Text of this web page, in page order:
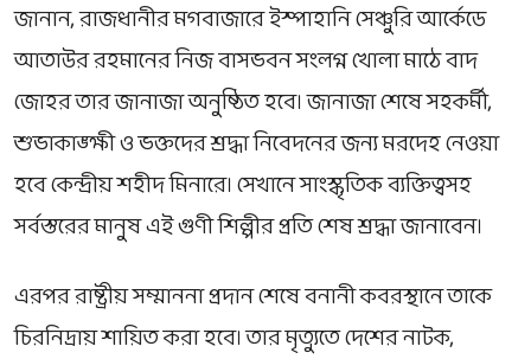
জানান, রাজধানীর মগবাজারে ইস্পাহানি সেঞ্চুরি আর্কেডে
আতাউর রহমানের নিজ বাসভবন সংলগ্ন খোলা মাঠে বাদ
জোহর তার জানাজা অনুষ্ঠিত হবে। জানাজা শেষে সহকর্মী,
শুভাকাঙ্ক্ষী ও ভক্তদের শ্রদ্ধা নিবেদনের জন্য মরদেহ নেওয়া
হবে কেন্দ্রীয় শহীদ মিনারে। সেখানে সাংস্কৃতিক ব্যক্তিত্বসহ
সর্বস্তরের মানুষ এই গুণী শিল্পীর প্রতি শেষ শ্রদ্ধা জানাবেন।
এরপর রাষ্ট্রীয় সম্মাননা প্রদান শেষে বনানী কবরস্থানে তাকে
চিরনিদ্রায় শায়িত করা হবে। তার মৃত্যুতে দেশের নাটক,